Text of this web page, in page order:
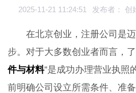
2025-11-21 11:24:51 发布者： 创
在北京创业，注册公司是
步。对于大多数创业者而言，
件与材料”是成功办理营业执照
前明确公司设立所需条件、准